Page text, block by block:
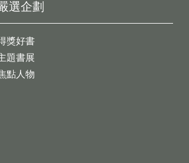
選企劃
獎好書
題書展
點人物